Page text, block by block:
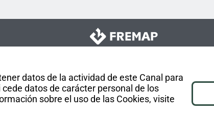
datos de la actividad de este Canal para
datos de carácter personal de los
sobre el uso de las Cookies, visite